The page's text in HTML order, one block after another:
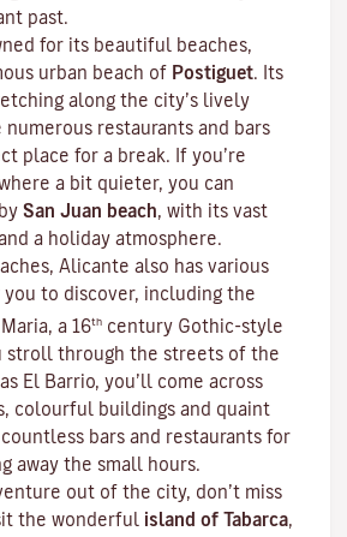
past.
for its beautiful beaches,
urban beach of Postiguet. Its
along the city’s lively
restaurants and bars
place for a break. If you’re
a bit quieter, you can
San Juan beach, with its vast
a holiday atmosphere.
Alicante also has various
to discover, including the
a 16th century Gothic-style
stroll through the streets of the
El Barrio, you’ll come across
colourful buildings and quaint
bars and restaurants for
away the small hours.
out of the city, don’t miss
the wonderful island of Tabarca,